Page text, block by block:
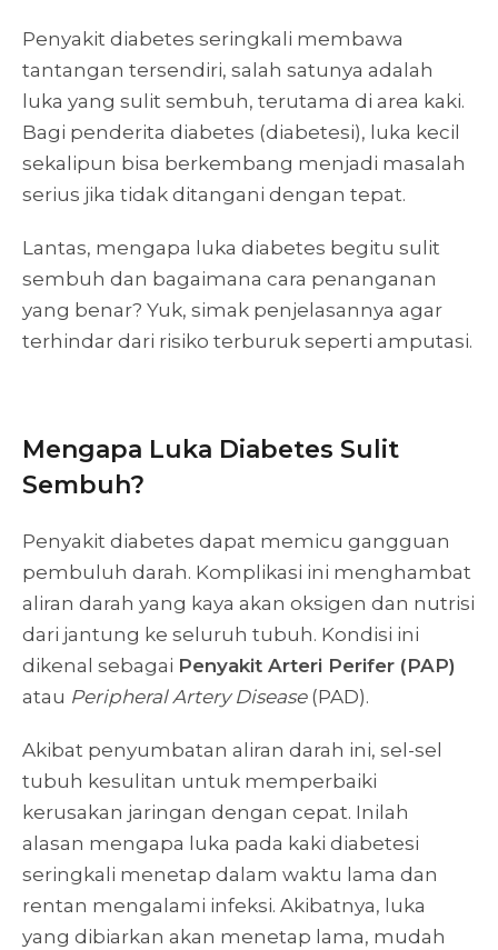
Penyakit diabetes seringkali membawa
tantangan tersendiri, salah satunya adalah
luka yang sulit sembuh, terutama di area kaki.
Bagi penderita diabetes (diabetesi), luka kecil
sekalipun bisa berkembang menjadi masalah
serius jika tidak ditangani dengan tepat.
Lantas, mengapa luka diabetes begitu sulit
sembuh dan bagaimana cara penanganan
yang benar? Yuk, simak penjelasannya agar
terhindar dari risiko terburuk seperti amputasi.
Mengapa Luka Diabetes Sulit
Sembuh?
Penyakit diabetes dapat memicu gangguan
pembuluh darah. Komplikasi ini menghambat
aliran darah yang kaya akan oksigen dan nutrisi
dari jantung ke seluruh tubuh. Kondisi ini
dikenal sebagai Penyakit Arteri Perifer (PAP)
atau Peripheral Artery Disease(PAD).
Akibat penyumbatan aliran darah ini, sel-sel
tubuh kesulitan untuk memperbaiki
kerusakan jaringan dengan cepat. Inilah
alasan mengapa luka pada kaki diabetesi
seringkali menetap dalam waktu lama dan
rentan mengalami infeksi. Akibatnya, luka
yang dibiarkan akan menetap lama, mudah